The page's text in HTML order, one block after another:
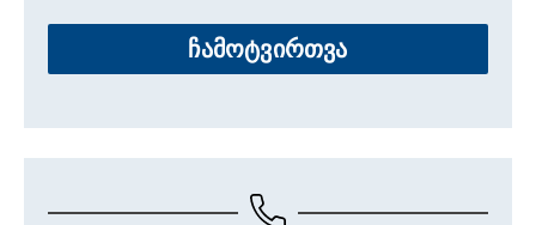
ჩამოტვირთვა